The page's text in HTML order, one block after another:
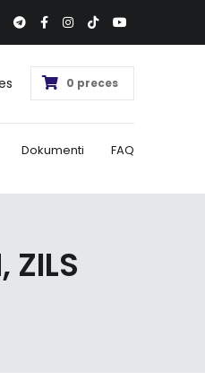
0 preces
Dokumenti FAQ
ZILS